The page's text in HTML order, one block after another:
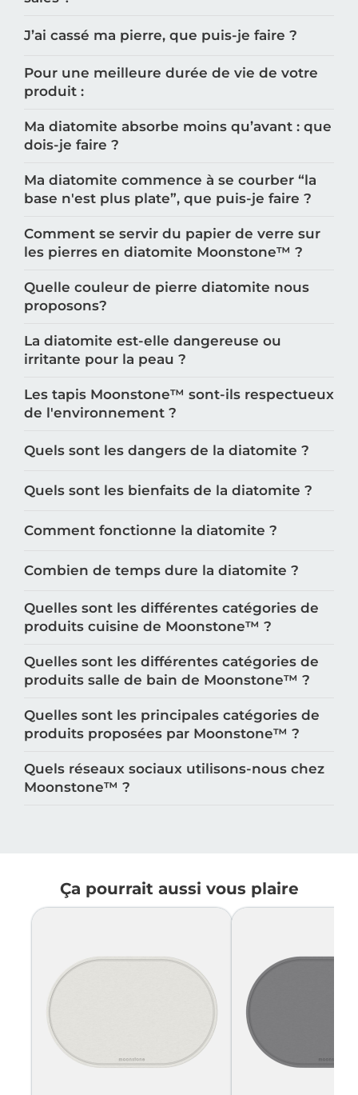
J’ai cassé ma pierre, que puis-je faire ?
Pour une meilleure durée de vie de votre
produit :
Ma diatomite absorbe moins qu’avant : que
dois-je faire ?
Ma diatomite commence à se courber “la
base n'est plus plate”, que puis-je faire ?
Comment se servir du papier de verre sur
les pierres en diatomite Moonstone™️ ?
Quelle couleur de pierre diatomite nous
proposons?
La diatomite est-elle dangereuse ou
irritante pour la peau ?
Les tapis Moonstone™️ sont-ils respectueux
de l'environnement ?
Quels sont les dangers de la diatomite ?
Quels sont les bienfaits de la diatomite ?
Comment fonctionne la diatomite ?
Combien de temps dure la diatomite ?
Quelles sont les différentes catégories de
produits cuisine de Moonstone™️ ?
Quelles sont les différentes catégories de
produits salle de bain de Moonstone™️ ?
Quelles sont les principales catégories de
produits proposées par Moonstone™️ ?
Quels réseaux sociaux utilisons-nous chez
Moonstone™️ ?
Ça pourrait aussi vous plaire